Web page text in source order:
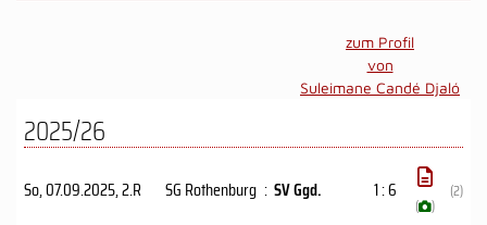
zum Profil
von
Suleimane Candé Djaló
2025/26
So, 07.09.2025, 2.R SG Rothenburg : SV Ggd. 1 : 6
( )
(2)